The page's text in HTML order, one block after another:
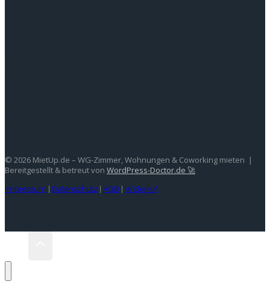
© 2026 MietUp.de – WG-Zimmer, Wohnungen & Coworking mieten |
Bereitgestellt & betreut von WordPress-Doctor.de 🚀
Impressum Datenschutz AGB Widerruf